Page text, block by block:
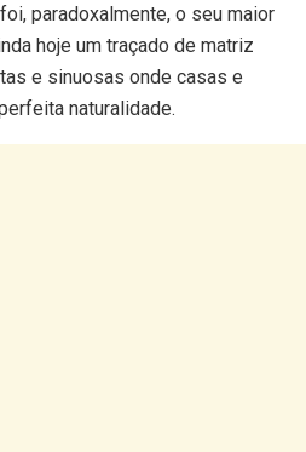
paradoxalmente, o seu maior
hoje um traçado de matriz
e sinuosas onde casas e
naturalidade.